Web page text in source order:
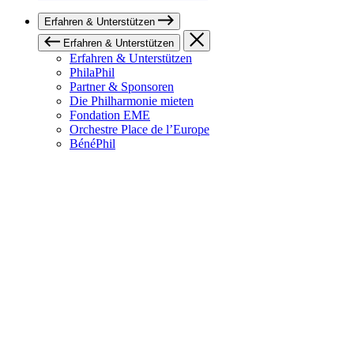
Erfahren & Unterstützen
Erfahren & Unterstützen
Erfahren & Unterstützen
PhilaPhil
Partner & Sponsoren
Die Philharmonie mieten
Fondation EME
Orchestre Place de l’Europe
BénéPhil